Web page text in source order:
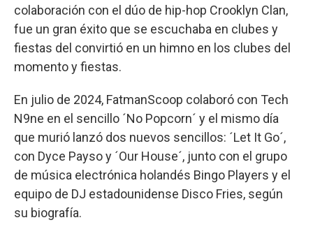
colaboración con el dúo de hip-hop Crooklyn Clan,
fue un gran éxito que se escuchaba en clubes y
fiestas del convirtió en un himno en los clubes del
momento y fiestas.
En julio de 2024, FatmanScoop colaboró con Tech
N9ne en el sencillo ´No Popcorn´ y el mismo día
que murió lanzó dos nuevos sencillos: ´Let It Go´,
con Dyce Payso y ´Our House´, junto con el grupo
de música electrónica holandés Bingo Players y el
equipo de DJ estadounidense Disco Fries, según
su biografía.